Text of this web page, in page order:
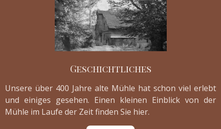
Geschichtliches
Unsere über 400 Jahre alte Mühle hat schon viel erlebt
und einiges gesehen. Einen kleinen Einblick von der
Mühle im Laufe der Zeit finden Sie hier.